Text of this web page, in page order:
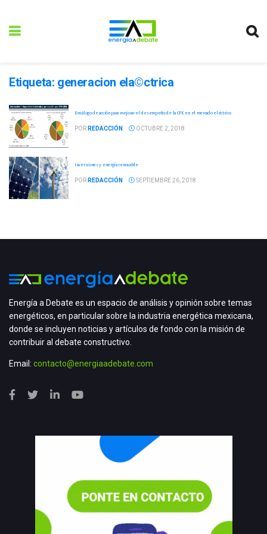
Etiqueta: generacion ela©ctrica
Decálogo de acción para mejorar el desempeño de la CFE en el mercado eléctrico
POR REDACCIÓN OCTUBRE 2, 2018
Inversiones y energía renovable
POR REDACCIÓN SEPTIEMBRE 26, 2018
Energía a Debate es un espacio de análisis y opinión sobre temas
energéticos, en particular sobre la industria energética mexicana,
donde se incluyen noticias y artículos de fondo con la misión de
contribuir al debate constructivo.
Email: contacto@energiaadebate.com